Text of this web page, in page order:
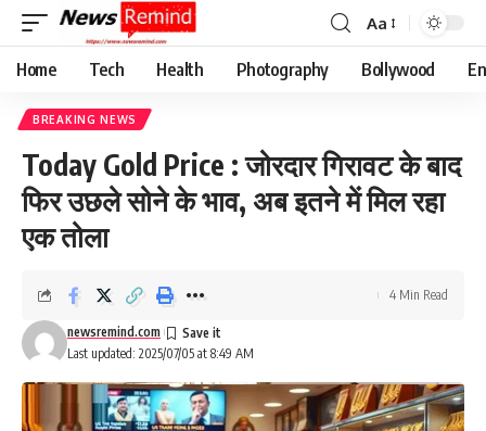
Font
Resizer
Aa
Home Tech Health Photography Bollywood
BREAKING NEWS
Today Gold Price : जोरदार गिरावट के बाद
फिर उछले सोने के भाव, अब इतने में मिल रहा
एक तोला
Last updated: 2025/07/05 at 8:49 AM
newsremind.com
4 Min Read